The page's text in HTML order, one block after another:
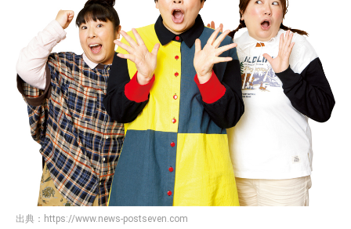
出典： https://www.news-postseven.com